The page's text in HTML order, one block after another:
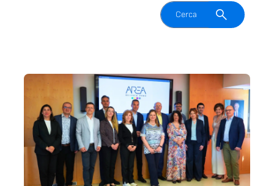
Attiva il campo di ricerca